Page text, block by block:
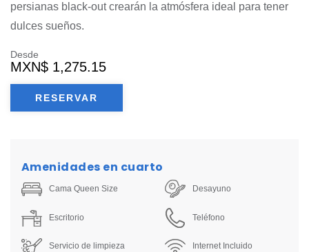
persianas black-out crearán la atmósfera ideal para tener
dulces sueños.
Desde
MXN$ 1,275.15
RESERVAR
Amenidades en cuarto
Cama Queen Size Desayuno
Escritorio Teléfono
Servicio de limpieza Internet Incluido